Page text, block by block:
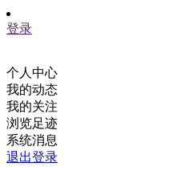
登录
个人中心
我的动态
我的关注
浏览足迹
系统消息
退出登录